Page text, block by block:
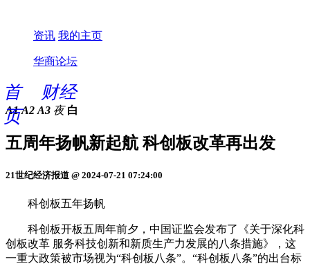
资讯 我的主页
华商论坛
首
页
财经
A1 A2 A3 夜 白
五周年扬帆新起航 科创板改革再出发
21世纪经济报道 @ 2024-07-21 07:24:00
科创板五年扬帆
科创板开板五周年前夕，中国证监会发布了《关于深化科
创板改革 服务科技创新和新质生产力发展的八条措施》，这
一重大政策被市场视为“科创板八条”。“科创板八条”的出台标